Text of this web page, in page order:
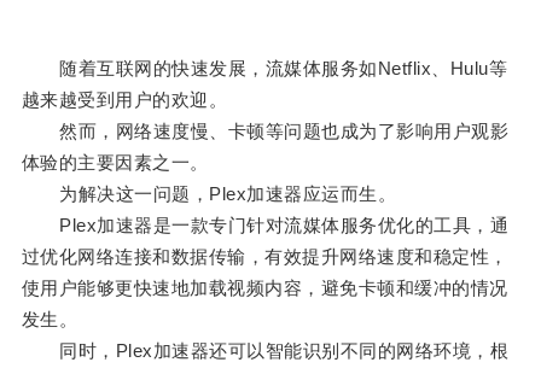
随着互联网的快速发展，流媒体服务如Netflix、Hulu等
越来越受到用户的欢迎。
然而，网络速度慢、卡顿等问题也成为了影响用户观影
体验的主要因素之一。
为解决这一问题，Plex加速器应运而生。
Plex加速器是一款专门针对流媒体服务优化的工具，通
过优化网络连接和数据传输，有效提升网络速度和稳定性，
使用户能够更快速地加载视频内容，避免卡顿和缓冲的情况
发生。
同时，Plex加速器还可以智能识别不同的网络环境，根